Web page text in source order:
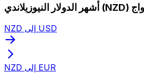
NZD إلى USD
NZD إلى EUR